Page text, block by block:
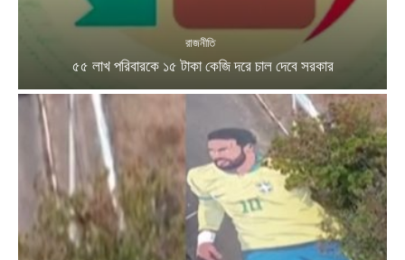
রাজনীতি
৫৫ লাখ পরিবারকে ১৫ টাকা কেজি দরে চাল দেবে সরকার